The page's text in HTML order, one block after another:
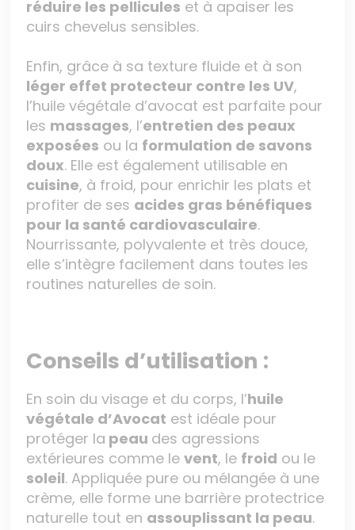
réduire les pellicules et à apaiser les
cuirs chevelus sensibles.
Enfin, grâce à sa texture fluide et à son
léger effet protecteur contre les UV,
l’huile végétale d’avocat est parfaite pour
les massages, l’entretien des peaux
exposées ou la formulation de savons
doux. Elle est également utilisable en
cuisine, à froid, pour enrichir les plats et
profiter de ses acides gras bénéfiques
pour la santé cardiovasculaire.
Nourrissante, polyvalente et très douce,
elle s’intègre facilement dans toutes les
routines naturelles de soin.
Conseils d’utilisation :
En soin du visage et du corps, l’huile
végétale d’Avocat est idéale pour
protéger la peau des agressions
extérieures comme levent, le froid ou le
soleil. Appliquée pure ou mélangée à une
crème, elle forme une barrière protectrice
naturelle tout en assouplissant la peau.